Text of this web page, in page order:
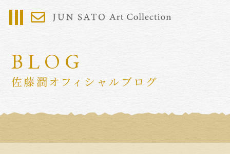
BLOG
佐藤潤オフィシャルブログ